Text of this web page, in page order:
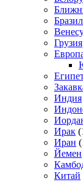
Грузия
Индия
Ирак
Иран
Йемен
Китай